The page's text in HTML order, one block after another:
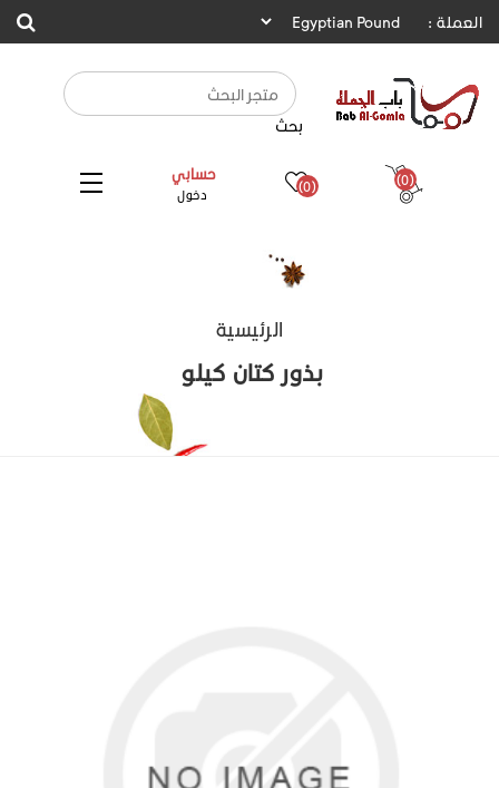
العملة :
بحث
حسابي
دخول (0) (0)
الرئيسية
بذور كتان كيلو